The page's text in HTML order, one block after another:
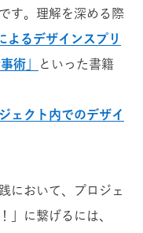
す。理解を深める際
るデザインスプリ
術」
といった書籍
ェクト内でのデザイ
において、プロジェ
」に繋げるには、